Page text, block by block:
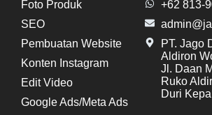
Foto Produk
SEO
Pembuatan Website
Konten Instagram
Edit Video
Google Ads/Meta Ads
+62 813-
PT. Jago
Aldiron
Jl. Daan
Ruko
Duri